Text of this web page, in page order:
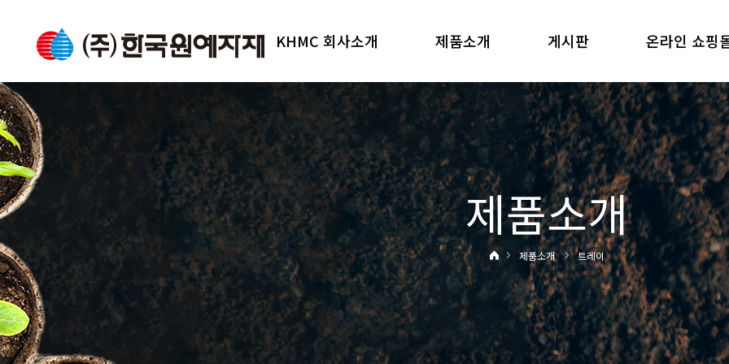
KHMC 회사소개 제품소개 게시판 온라인 쇼핑
제품소개
제품소개 트레이